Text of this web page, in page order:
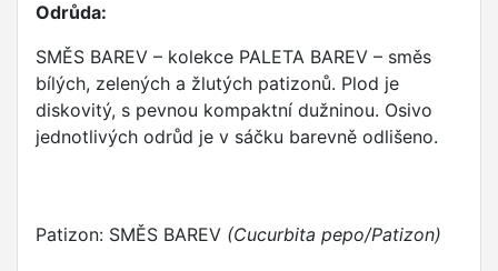
Odrůda:
SMĚS BAREV – kolekce PALETA BAREV – směs
bílých, zelených a žlutých patizonů. Plod je
diskovitý, s pevnou kompaktní dužninou. Osivo
jednotlivých odrůd je v sáčku barevně odlišeno.
Patizon: SMĚS BAREV (Cucurbita pepo/Patizon)